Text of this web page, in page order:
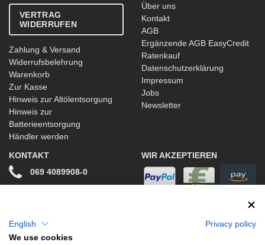
VERTRAG
WIDERRUFEN
Zahlung & Versand
Widerrufsbelehrung
Warenkorb
Zur Kasse
Hinweis zur Altölentsorgung
Hinweis zur
Batterieentsorgung
Händler werden
Über uns
Kontakt
AGB
Ergänzende AGB EasyCredit
Ratenkauf
Datenschutzerklärung
Impressum
Jobs
Newsletter
KONTAKT
069 4089908-0
Facebook
WIR AKZEPTIEREN
English
Privacy policy
We use cookies